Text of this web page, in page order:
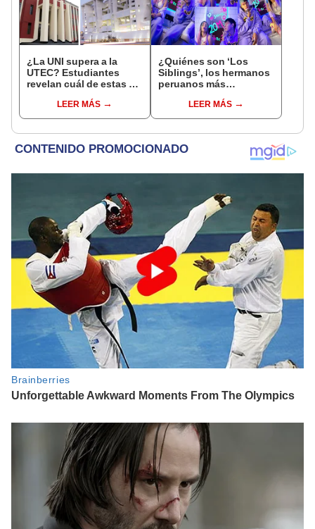
¿La UNI supera a la
UTEC? Estudiantes
revelan cuál de estas 2
mejor tecnología: "Se
debe modernizar"
LEER MÁS
¿Quiénes son ‘Los
Siblings’, los hermanos
peruanos más
LEER MÁS